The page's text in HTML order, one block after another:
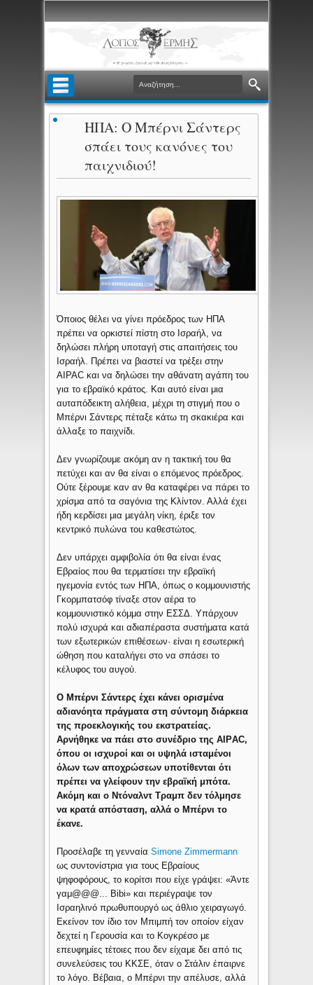
ΗΠΑ: Ο Μπέρνι Σάντερς
σπάει τους κανόνες του
παιχνιδιού!
Όποιος θέλει να γίνει πρόεδρος των ΗΠΑ
πρέπει να ορκιστεί πίστη στο Ισραήλ, να
δηλώσει πλήρη υποταγή στις απαιτήσεις του
Ισραήλ. Πρέπει να βιαστεί να τρέξει στην
AIPAC και να δηλώσει την αθάνατη αγάπη του
για το εβραϊκό κράτος. Και αυτό είναι μια
αυταπόδεικτη αλήθεια, μέχρι τη στιγμή που ο
Μπέρνι Σάντερς πέταξε κάτω τη σκακιέρα και
άλλαξε το παιχνίδι.
Δεν γνωρίζουμε ακόμη αν η τακτική του θα
πετύχει και αν θα είναι ο επόμενος πρόεδρος.
Ούτε ξέρουμε καν αν θα καταφέρει να πάρει το
χρίσμα από τα σαγόνια της Κλίντον. Αλλά έχει
ήδη κερδίσει μια μεγάλη νίκη, έριξε τον
κεντρικό πυλώνα του καθεστώτος.
Δεν υπάρχει αμφιβολία ότι θα είναι ένας
Εβραίος που θα τερματίσει την εβραϊκή
ηγεμονία εντός των ΗΠΑ, όπως ο κομμουνιστής
Γκορμπατσόφ τίναξε στον αέρα το
κομμουνιστικό κόμμα στην ΕΣΣΔ. Υπάρχουν
πολύ ισχυρά και αδιαπέραστα συστήματα κατά
των εξωτερικών επιθέσεων· είναι η εσωτερική
ώθηση που καταλήγει στο να σπάσει το
κέλυφος του αυγού.
Ο Μπέρνι Σάντερς έχει κάνει ορισμένα
αδιανόητα πράγματα στη σύντομη διάρκεια
της προεκλογικής του εκστρατείας.
Αρνήθηκε να πάει στο συνέδριο της AIPΑC,
όπου οι ισχυροί και οι υψηλά ισταμένοι
όλων των αποχρώσεων υποτίθενται ότι
πρέπει να γλείφουν την εβραϊκή μπότα.
Ακόμη και ο Ντόναλντ Τραμπ δεν τόλμησε
να κρατά απόσταση, αλλά ο Μπέρνι το
έκανε.
Προσέλαβε τη γενναίαSimone Zimmermann
ως συντονίστρια για τους Εβραίους
ψηφοφόρους, το κορίτσι που είχε γράψει: «Άντε
γαμ@@@... Bibi» και περιέγραψε τον
Ισραηλινό πρωθυπουργό ως άθλιο χειραγωγό.
Εκείνον τον ίδιο τον Μπιμπή τον οποίον είχαν
δεχτεί η Γερουσία και το Κογκρέσο με
επευφημίες τέτοιες που δεν είχαμε δει από τις
συνελεύσεις του ΚΚΣΕ, όταν ο Στάλιν έπαιρνε
το λόγο. Βέβαια, ο Μπέρνι την απέλυσε, αλλά